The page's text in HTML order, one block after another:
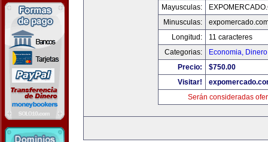
Mayusculas:
Minusculas:
Longitud:
11 caracteres
Categorias:
Economia,
Precio:
$750.00
Visitar!
Serán consideradas